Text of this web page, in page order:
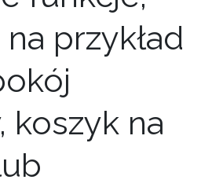
przykład
koszyk na